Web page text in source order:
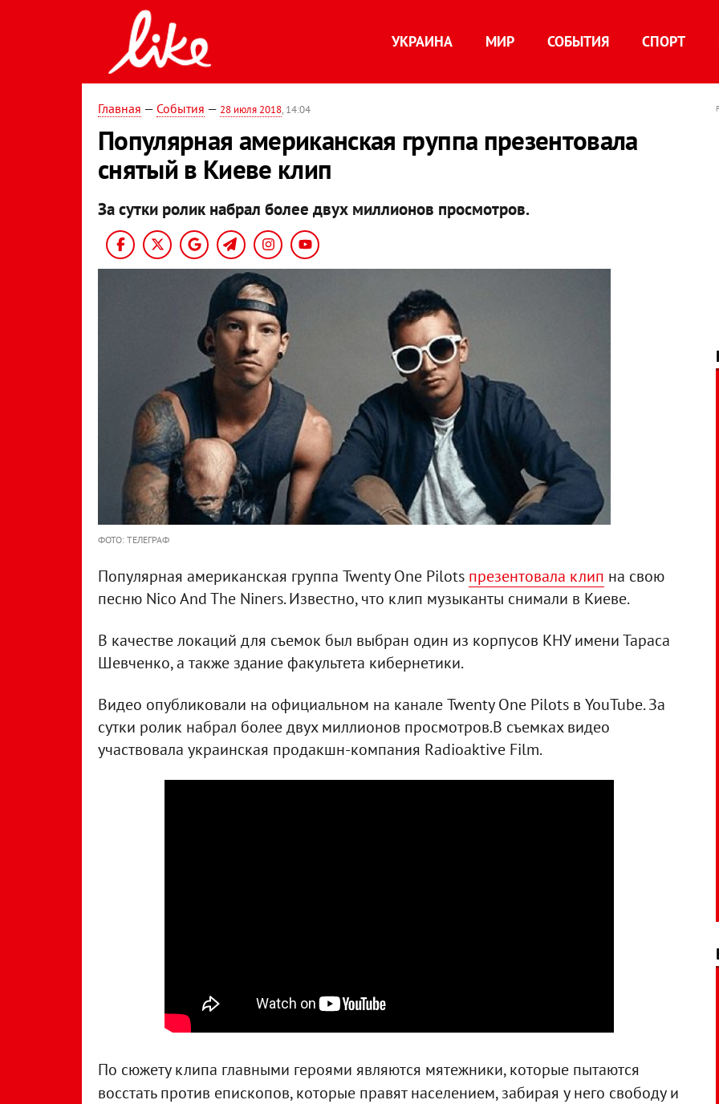
УКРАИНА МИР СОБЫТИЯ СПОРТ
Главная — События — 28 июля 2018, 14:04
Популярная американская группа презентовала
снятый в Киеве клип
За сутки ролик набрал более двух миллионов просмотров.
ФОТО: ТЕЛЕГРАФ
Популярная американская группа Twenty One Pilots презентовала клип на свою
песню Nico And The Niners. Известно, что клип музыканты снимали в Киеве.
В качестве локаций для съемок был выбран один из корпусов КНУ имени Тараса
Шевченко, а также здание факультета кибернетики.
Видео опубликовали на официальном на канале Twenty One Pilots в YouTube. За
сутки ролик набрал более двух миллионов просмотров.В съемках видео
участвовала украинская продакшн-компания Radioaktive Film.
По сюжету клипа главными героями являются мятежники, которые пытаются
восстать против епископов, которые правят населением, забирая у него свободу и